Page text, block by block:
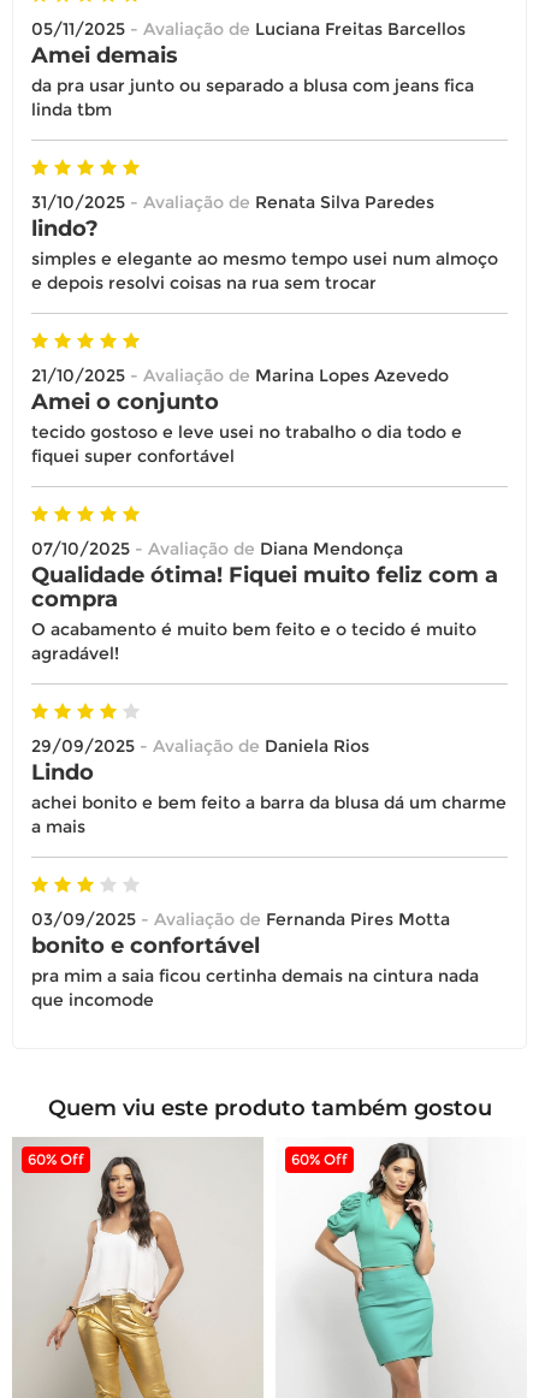
05/11/2025 - Avaliação de Luciana Freitas Barcellos
Amei demais
da pra usar junto ou separado a blusa com jeans fica
linda tbm
31/10/2025 - Avaliação de Renata Silva Paredes
lindo?
simples e elegante ao mesmo tempo usei num almoço
e depois resolvi coisas na rua sem trocar
21/10/2025 - Avaliação de Marina Lopes Azevedo
Amei o conjunto
tecido gostoso e leve usei no trabalho o dia todo e
fiquei super confortável
07/10/2025 - Avaliação de Diana Mendonça
Qualidade ótima! Fiquei muito feliz com a
compra
O acabamento é muito bem feito e o tecido é muito
agradável!
29/09/2025 - Avaliação de Daniela Rios
Lindo
achei bonito e bem feito a barra da blusa dá um charme
a mais
03/09/2025 - Avaliação de Fernanda Pires Motta
bonito e confortável
pra mim a saia ficou certinha demais na cintura nada
que incomode
Quem viu este produto também gostou
60% Off 60% Off